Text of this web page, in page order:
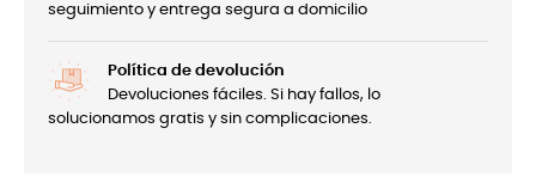
seguimiento y entrega segura a domicilio
Política de devolución
Devoluciones fáciles. Si hay fallos, lo
solucionamos gratis y sin complicaciones.